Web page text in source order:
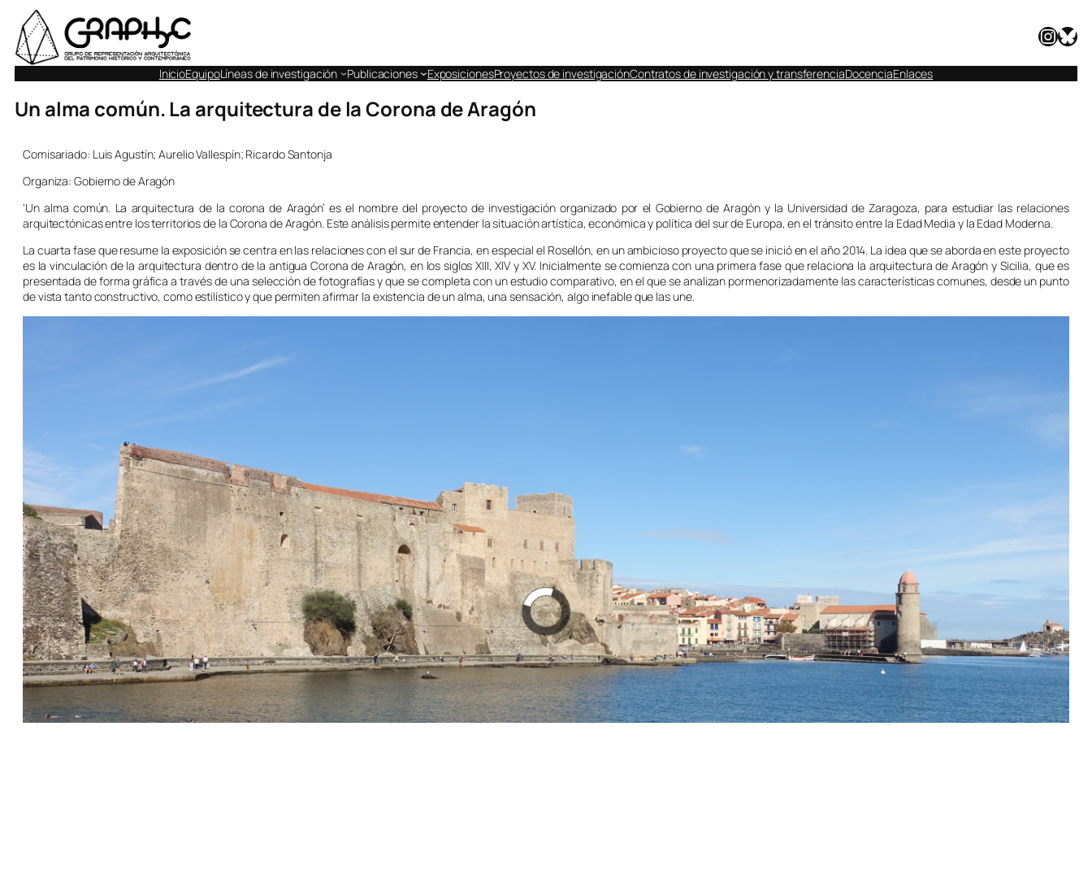
InstagramBluesky
InicioEquipoLíneas de investigación Publicaciones ExposicionesProyectos de investigaciónContratos de investigación y transferenciaDocenciaEnlaces
Un alma común. La arquitectura de la Corona de Aragón
Comisariado: Luis Agustín; Aurelio Vallespín; Ricardo Santonja
Organiza: Gobierno de Aragón
‘Un alma común. La arquitectura de la corona de Aragón’ es el nombre del proyecto de investigación organizado por el Gobierno de Aragón y la Universidad de Zaragoza, para estudiar las relaciones
arquitectónicas entre los territorios de la Corona de Aragón. Este análisis permite entender la situación artística, económica y política del sur de Europa, en el tránsito entre la Edad Media y la Edad Moderna.
La cuarta fase que resume la exposición se centra en las relaciones con el sur de Francia, en especial el Rosellón, en un ambicioso proyecto que se inició en el año 2014. La idea que se aborda en este proyecto
es la vinculación de la arquitectura dentro de la antigua Corona de Aragón, en los siglos XIII, XIV y XV. Inicialmente se comienza con una primera fase que relaciona la arquitectura de Aragón y Sicilia, que es
presentada de forma gráfica a través de una selección de fotografías y que se completa con un estudio comparativo, en el que se analizan pormenorizadamente las características comunes, desde un punto
de vista tanto constructivo, como estilístico y que permiten afirmar la existencia de un alma, una sensación, algo inefable que las une.